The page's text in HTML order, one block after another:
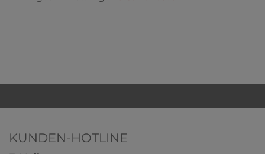
KUNDEN-HOTLINE